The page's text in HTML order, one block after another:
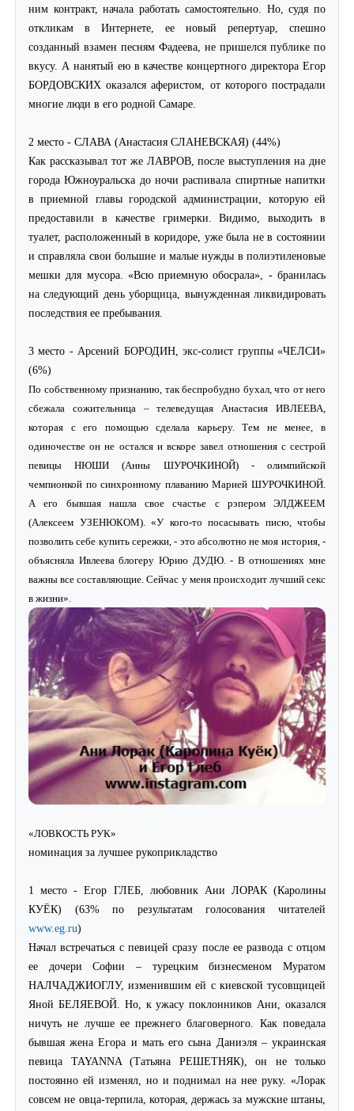
ним контракт, начала работать самостоятельно. Но, судя по
откликам в Интернете, ее новый репертуар, спешно
созданный взамен песням Фадеева, не пришелся публике по
вкусу. А нанятый ею в качестве концертного директора Егор
БОРДОВСКИХ оказался аферистом, от которого пострадали
многие люди в его родной Самаре.
2 место - СЛАВА (Анастасия СЛАНЕВСКАЯ) (44%)
Как рассказывал тот же ЛАВРОВ, после выступления на дне
города Южноуральска до ночи распивала спиртные напитки
в приемной главы городской администрации, которую ей
предоставили в качестве гримерки. Видимо, выходить в
туалет, расположенный в коридоре, уже была не в состоянии
и справляла свои большие и малые нужды в полиэтиленовые
мешки для мусора. «Всю приемную обосрала», - бранилась
на следующий день уборщица, вынужденная ликвидировать
последствия ее пребывания.
3 место - Арсений БОРОДИН, экс-солист группы «ЧЕЛСИ»
(6%)
По собственному признанию, так беспробудно бухал, что от него
сбежала сожительница – телеведущая Анастасия ИВЛЕЕВА,
которая с его помощью сделала карьеру. Тем не менее, в
одиночестве он не остался и вскоре завел отношения с сестрой
певицы НЮШИ (Анны ШУРОЧКИНОЙ) - олимпийской
чемпионкой по синхронному плаванию Марией ШУРОЧКИНОЙ.
А его бывшая нашла свое счастье с рэпером ЭЛДЖЕЕМ
(Алексеем УЗЕНЮКОМ). «У кого-то посасывать писю, чтобы
позволить себе купить сережки, - это абсолютно не моя история, -
объясняла Ивлеева блогеру Юрию ДУДЮ. - В отношениях мне
важны все составляющие. Сейчас у меня происходит лучший секс
в жизни».
«ЛОВКОСТЬ РУК»
номинация за лучшее рукоприкладство
1 место - Егор ГЛЕБ, любовник Ани ЛОРАК (Каролины
КУЁК) (63% по результатам голосования читателей
www.eg.ru)
Начал встречаться с певицей сразу после ее развода с отцом
ее дочери Софии – турецким бизнесменом Муратом
НАЛЧАДЖИОГЛУ, изменившим ей с киевской тусовщицей
Яной БЕЛЯЕВОЙ. Но, к ужасу поклонников Ани, оказался
ничуть не лучше ее прежнего благоверного. Как поведала
бывшая жена Егора и мать его сына Даниэля – украинская
певица TAYANNA(Татьяна РЕШЕТНЯК), он не только
постоянно ей изменял, но и поднимал на нее руку. «Лорак
совсем не овца-терпила, которая, держась за мужские штаны,